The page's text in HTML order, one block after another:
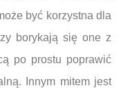
być korzystna dla
borykają się one z
po prostu poprawić
Innym mitem jest